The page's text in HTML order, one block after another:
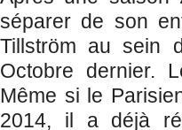
séparer de son
Tillström au sein
Octobre dernier.
Même si le
2014, il a déjà